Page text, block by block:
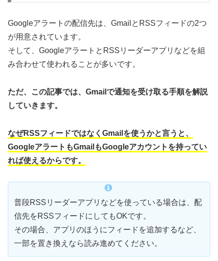
Googleアラートの配信先は、GmailとRSSフィードの2つ
が用意されています。
そして、GoogleアラートとRSSリーダーアプリなどを組
み合わせて使われることが多いです。
ただ、この記事では、Gmailで通知を受け取る手順を解説
していきます。
なぜRSSフィードではなくGmailを使うかと言うと、
GoogleアラートもGmailもGoogleアカウントを持ってい
れば使えるからです。
普段RSSリーダーアプリなどを使っている場合は、配
信先をRSSフィードにしてもOKです。
その場合、アプリのほうにフィードを追加するなど、
一部を置き換えなら読み進めてください。